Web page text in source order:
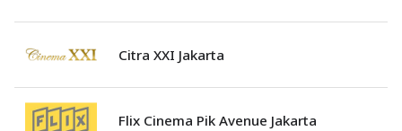
Citra XXI Jakarta
Flix Cinema Pik Avenue Jakarta